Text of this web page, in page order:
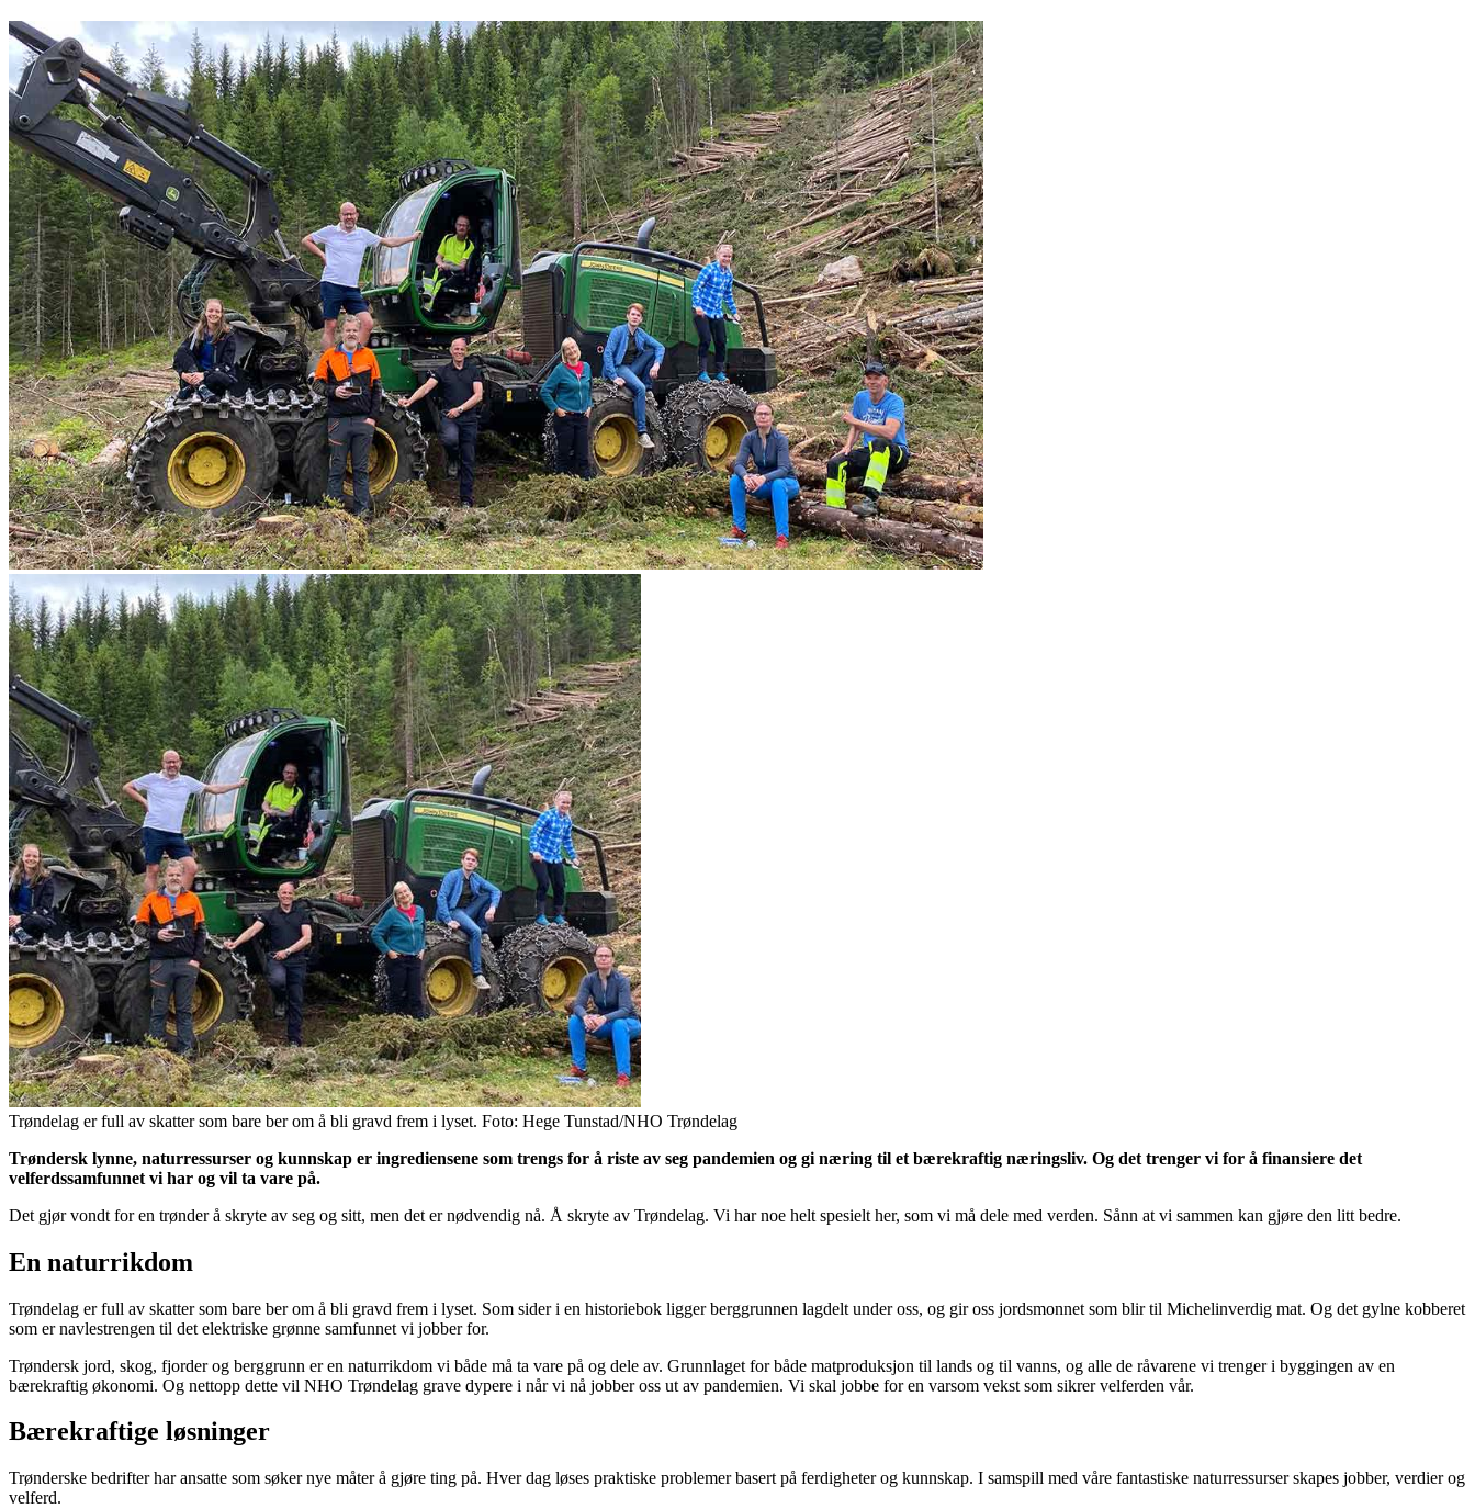
Trøndelag er full av skatter som bare ber om å bli gravd frem i lyset. Foto: Hege Tunstad/NHO Trøndelag
Trøndersk lynne, naturressurser og kunnskap er ingrediensene som trengs for å riste av seg pandemien og gi næring til et bærekraftig næringsliv. Og det trenger vi for å finansiere det
velferdssamfunnet vi har og vil ta vare på.
Det gjør vondt for en trønder å skryte av seg og sitt, men det er nødvendig nå. Å skryte av Trøndelag. Vi har noe helt spesielt her, som vi må dele med verden. Sånn at vi sammen kan gjøre den litt bedre.
En naturrikdom
Trøndelag er full av skatter som bare ber om å bli gravd frem i lyset. Som sider i en historiebok ligger berggrunnen lagdelt under oss, og gir oss jordsmonnet som blir til Michelinverdig mat. Og det gylne kobberet
som er navlestrengen til det elektriske grønne samfunnet vi jobber for.
Trøndersk jord, skog, fjorder og berggrunn er en naturrikdom vi både må ta vare på og dele av. Grunnlaget for både matproduksjon til lands og til vanns, og alle de råvarene vi trenger i byggingen av en
bærekraftig økonomi. Og nettopp dette vil NHO Trøndelag grave dypere i når vi nå jobber oss ut av pandemien. Vi skal jobbe for en varsom vekst som sikrer velferden vår.
Bærekraftige løsninger
Trønderske bedrifter har ansatte som søker nye måter å gjøre ting på. Hver dag løses praktiske problemer basert på ferdigheter og kunnskap. I samspill med våre fantastiske naturressurser skapes jobber, verdier og
velferd.